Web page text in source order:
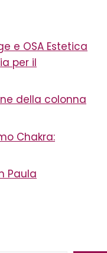
e OSA Estetica
per il
della colonna
Chakra:
Paula